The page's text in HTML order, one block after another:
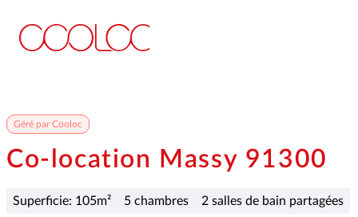
Géré par Cooloc
Co-location Massy 91300
Superficie: 105m² 5 chambres 2 salles de bain partagées